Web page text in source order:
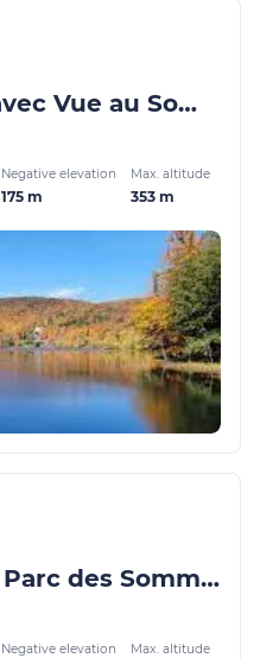
Le Grand Tour avec Vue au Sommet - Lac Gale
Negative elevation
175 m
Max. altitude
353 m
La Majestique - Parc des Sommets
Negative elevation Max. altitude